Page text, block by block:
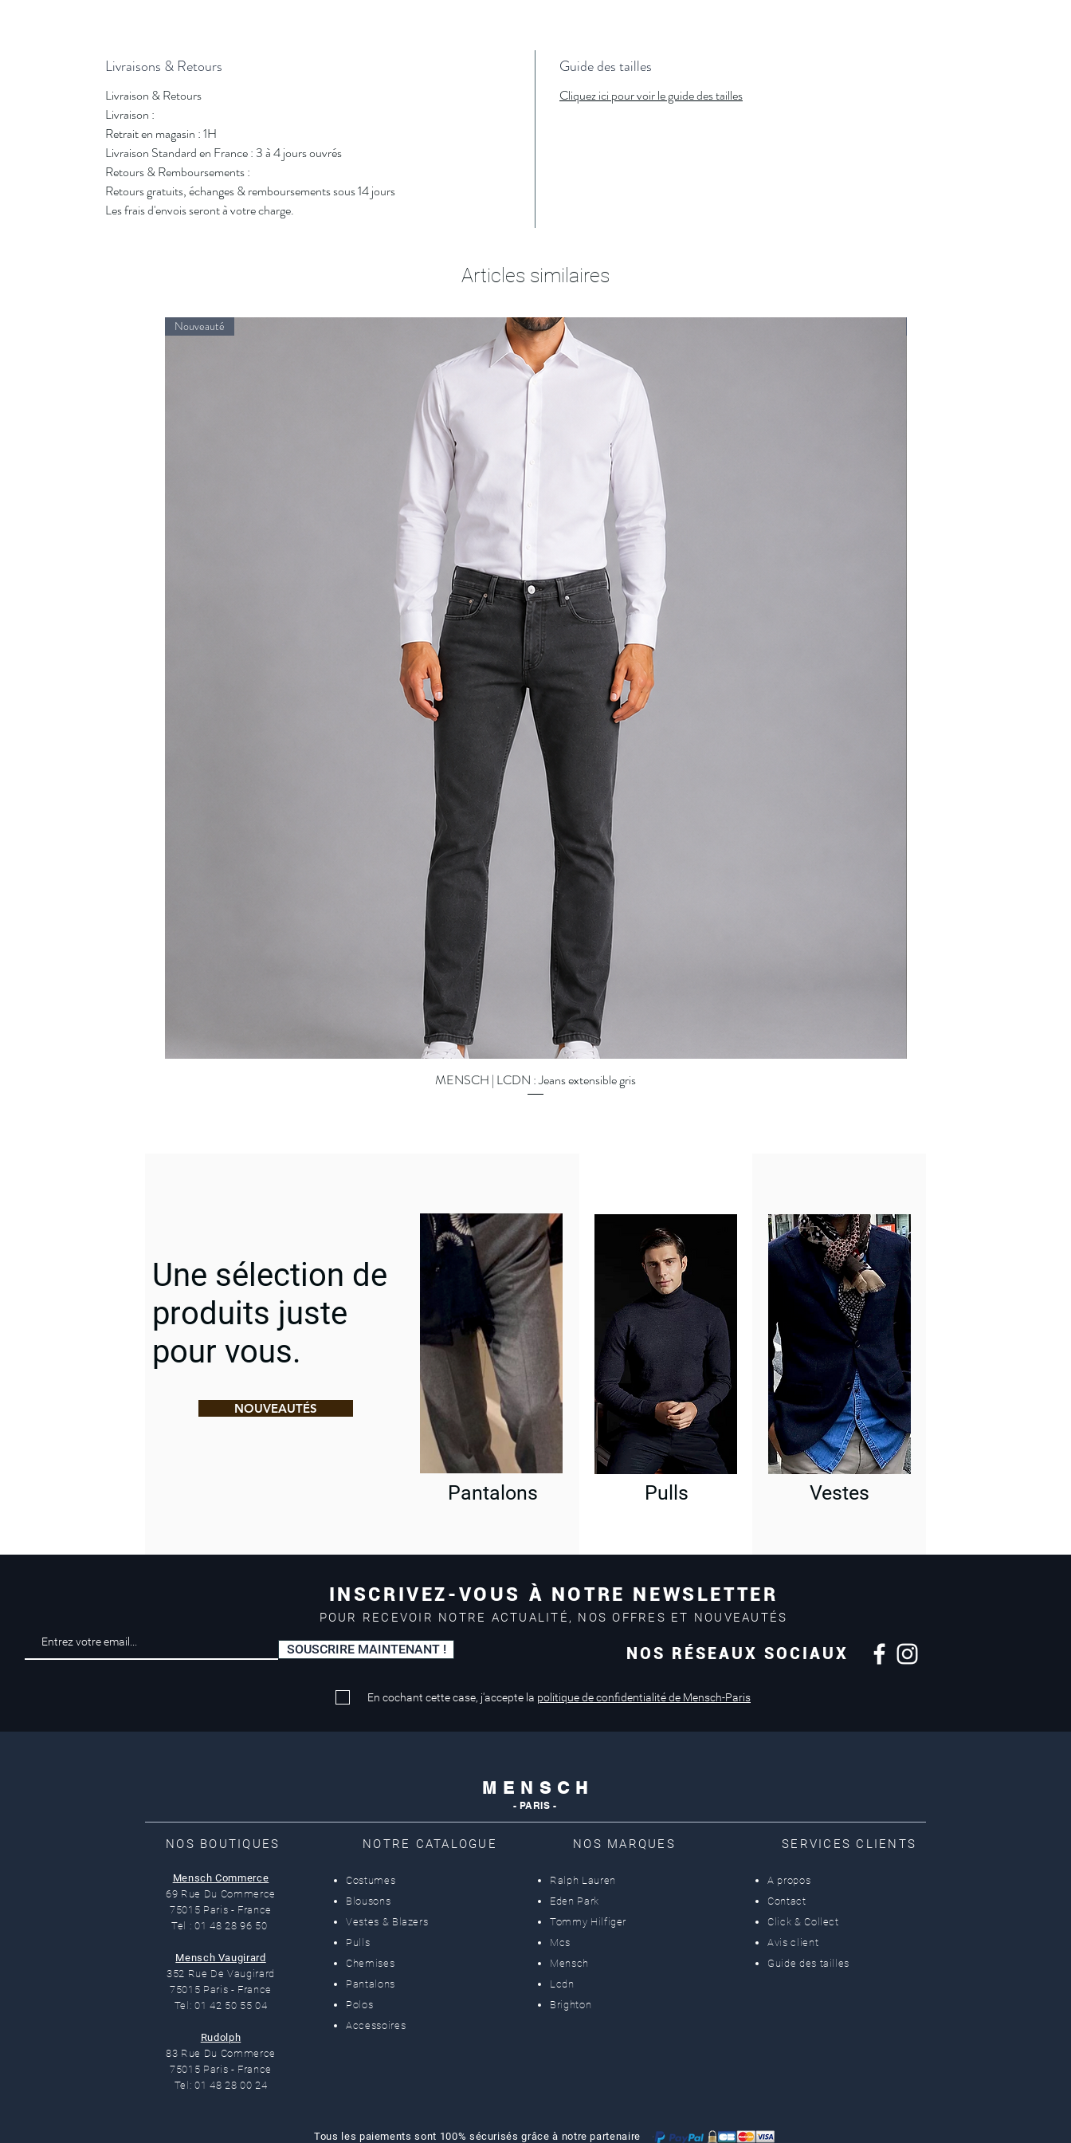
Chemise blanche cérémonie
Livraisons & Retours
Livraison & Retours
Livraison :
Retrait en magasin : 1H
Livraison Standard en France : 3 à 4 jours ouvrés
Retours & Remboursements :
Retours gratuits, échanges & remboursements sous 14 jours
Les frais d'envois seront à votre charge.
Guide des tailles
Cliquez ici pour voir le guide des tailles
Articles similaires
Aperçu rapide
Nouveauté
MENSCH | LCDN : Jeans extensible gris
Une sélection de
produits juste
pour vous.
NOUVEAUTÉS
Pantalons Pulls Vestes
Mastercard, Visa
en magasin
INSCRIVEZ-VOUS À NOTRE NEWSLETTER
POUR RECEVOIR NOTRE ACTUALITÉ, NOS OFFRES ET NOUVEAUTÉS
SOUSCRIRE MAINTENANT ! NOS RÉSEAUX SOCIAUX
En cochant cette case, j'accepte la politique de confidentialité de Mensch-Paris
M E N S C H
- PARIS -
NOS BOUTIQUES
Mensch Commerce
69 Rue Du Commerce
75015 Paris - France
Tel : 01 48 28 96 50
Mensch Vaugirard
352 Rue De Vaugirard
75015 Paris - France
Tel: 01 42 50 55 04
Rudolph
83 Rue Du Commerce
75015 Paris - France
Tel: 01 48 28 00 24
NOTRE CATALOGUE
Costumes
Blousons
Vestes & Blazers
Pulls
Chemises
Pantalons
Polos
Accessoires
NOS MARQUES
Ralph Lauren
Eden Park
Tommy Hilfiger
Mcs
Mensch
Lcdn
Brighton
SERVICES CLIENTS
A propos
Contact
Click & Collect
Avis client
Guide des tailles
Tous les paiements sont 100% sécurisés grâce à notre partenaire